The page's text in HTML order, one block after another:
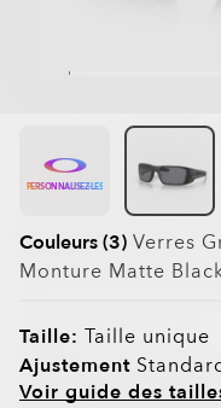
PERSONNALISEZ-LES
Couleurs (3) Verres
Monture Matte
Taille: Taille unique
Ajustement
Voir guide des